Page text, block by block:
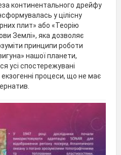
континентального дрейфу
у цілісну
плит» або «Теорію
Землі», яка дозволяє
принципи роботи
нашої планети,
усі спостережувані
процеси, що не має